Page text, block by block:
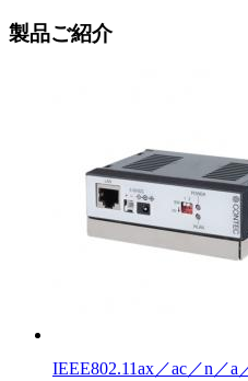
製品ご紹介
IEEE802.11ax／ac／n／